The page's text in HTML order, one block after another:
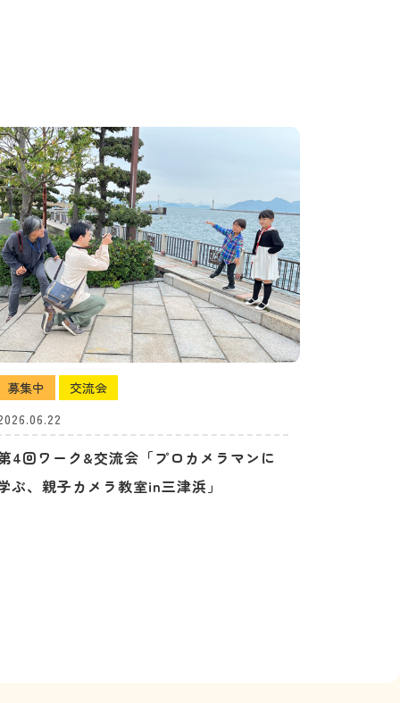
募集中
交流会
4回ワーク&交流会「プロカメラマンに
ぶ、親子カメラ教室in三津浜」